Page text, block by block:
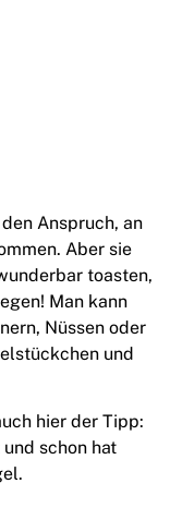
Anspruch, an
Aber sie
toasten,
Man kann
Nüssen oder
und
hier der Tipp:
schon hat